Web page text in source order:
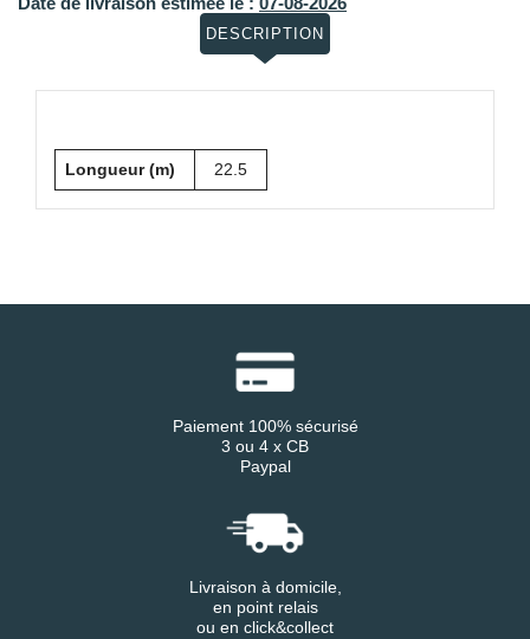
DESCRIPTION
Longueur (m) 22.5
Paiement 100% sécurisé
3 ou 4 x CB
Paypal
Livraison à domicile,
en point relais
ou en click&collect